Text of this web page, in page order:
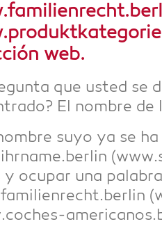
web.
que usted se
El nombre
suyo ya se
y ocu­par una